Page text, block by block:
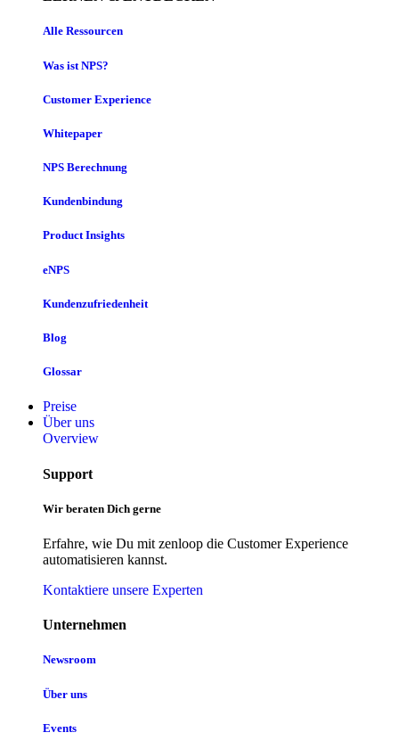
Alle Ressourcen
Was ist NPS?
Customer Experience
Whitepaper
NPS Berechnung
Kundenbindung
Product Insights
eNPS
Kundenzufriedenheit
Blog
Glossar
Preise
Über uns
Overview
Support
Wir beraten Dich gerne
Erfahre, wie Du mit zenloop die Customer Experience
automatisieren kannst.
Kontaktiere unsere Experten
Unternehmen
Newsroom
Über uns
Events